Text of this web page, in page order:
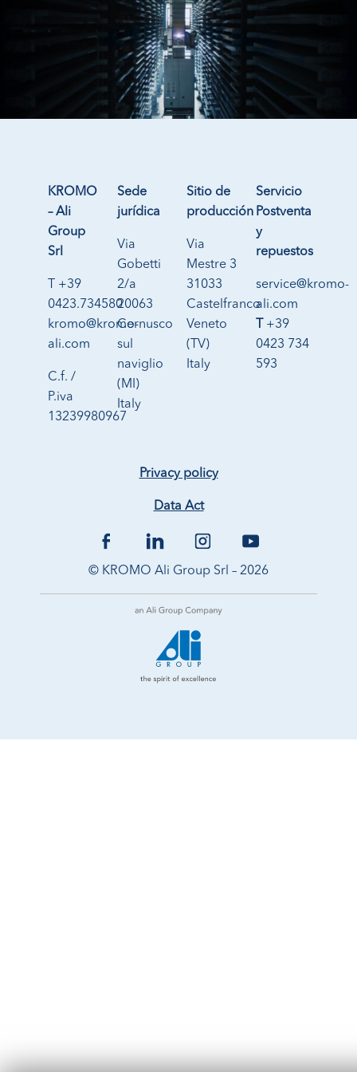
KROMO
– Ali
Group
Srl
T +39
0423.734580
kromo@kromo-
ali.com
C.f. /
P.iva
13239980967
Sede
jurídica
Via
Gobetti
2/a
20063
Cernusco
sul
naviglio
(MI)
Italy
Sitio de
producción
Via
Mestre 3
31033
Castelfranco
Veneto
(TV)
Italy
Servicio
Postventa
y
repuestos
service@kromo-
ali.com
+39
0423 734
593
Privacy policy
Data Act
© KROMO Ali Group Srl – 2026